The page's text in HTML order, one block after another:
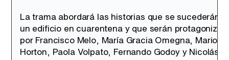
La trama abordará las historias que se sucederán
un edificio en cuarentena y que serán
por Francisco Melo, María Gracia Omegna, Mario
Horton, Paola Volpato, Fernando Godoy y Nicolás